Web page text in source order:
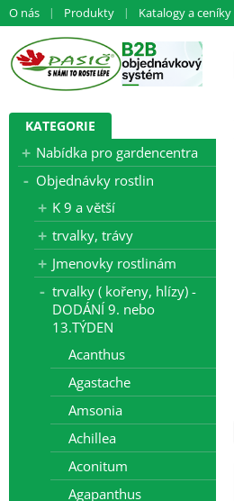
O nás Produkty Katalogy a ceníky
KATEGORIE
Nabídka pro gardencentra
Objednávky rostlin
K 9 a větší
trvalky, trávy
Jmenovky rostlinám
trvalky ( kořeny, hlízy) -
DODÁNÍ 9. nebo
13.TÝDEN
Acanthus
Agastache
Amsonia
Achillea
Aconitum
Agapanthus